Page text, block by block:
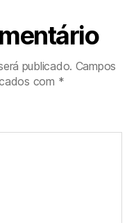
publicado. Campos
com *